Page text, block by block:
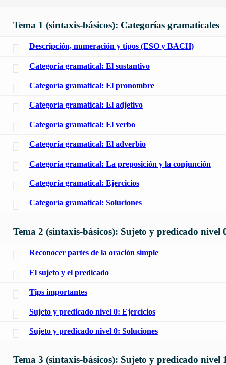
Tema 1 (sintaxis-básicos): Categorías gramaticales
Descripción, numeración y tipos (ESO y BACH)
Categoría gramatical: El sustantivo
Categoría gramatical: El pronombre
Categoría gramatical: El adjetivo
Categoría gramatical: El verbo
Categoría gramatical: El adverbio
Categoría gramatical: La preposición y la conjunción
Categoría gramatical: Ejercicios
Categoría gramatical: Soluciones
Tema 2 (sintaxis-básicos): Sujeto y predicado nivel
Reconocer partes de la oración simple
El sujeto y el predicado
Tips importantes
Sujeto y predicado nivel 0: Ejercicios
Sujeto y predicado nivel 0: Soluciones
Tema 3 (sintaxis-básicos): Sujeto y predicado nivel